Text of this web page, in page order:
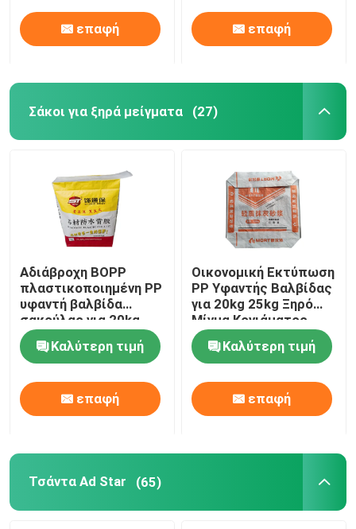
επαφή επαφή
Σάκοι για ξηρά μείγματα (27)
Αδιάβροχη BOPP
πλαστικοποιημένη PP
υφαντή βαλβίδα
σακούλας για 20kg
25kg 30kg ξηρό μίγμα
πέτρας πίσω κόλλα
Καλύτερη τιμή
επαφή
Οικονομική Εκτύπωση
PP Υφαντής Βαλβίδας
για 20kg 25kg Ξηρό
Μίγμα Κονιάματος
Καλύτερη τιμή
επαφή
Τσάντα Ad Star (65)